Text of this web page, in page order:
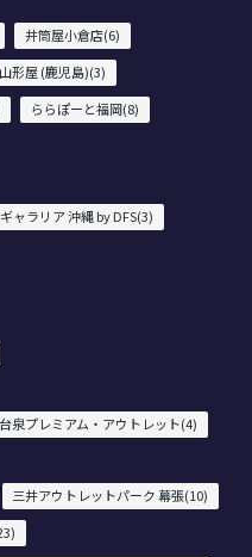
井筒屋小倉店(6)
山形屋 (鹿児島)(3)
ららぽーと福岡(8)
ャラリア 沖縄 by DFS(3)
泉プレミアム・アウトレット(4)
三井アウトレットパーク 幕張(10)